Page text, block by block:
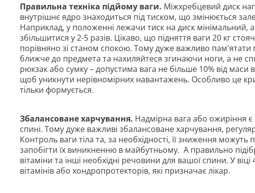
Правильна техніка підйому ваги. Міжхребцевий диск
внутрішнє ядро знаходиться під тиском, що змінюється
Наприклад, у положенні лежачи тиск на диск
збільшитися у 2-5 разів. Цікаво, що підняття ваги 20 кг
порівняно зі станом спокою. Тому дуже важливо пам'ятати
ближче до предмета та нахиляйтеся згинаючи ноги, а не
рюкзак або сумку – допустима вага не більше 10% від маси
щоб уникнути нерівномірних навантажень. Особливо це
тільки формується.
Збалансоване харчування. Надмірна вага або ожиріння
спині. Тому дуже важливі збалансоване харчування,
Контроль ваги тіла та, за необхідності, її зниження
запобігти їх виникненню в майбутньому. А правильно
вітаміни та інші необхідні речовини для вашої спини. У
вітамінів або хондропротекторів, які призначає лікар.